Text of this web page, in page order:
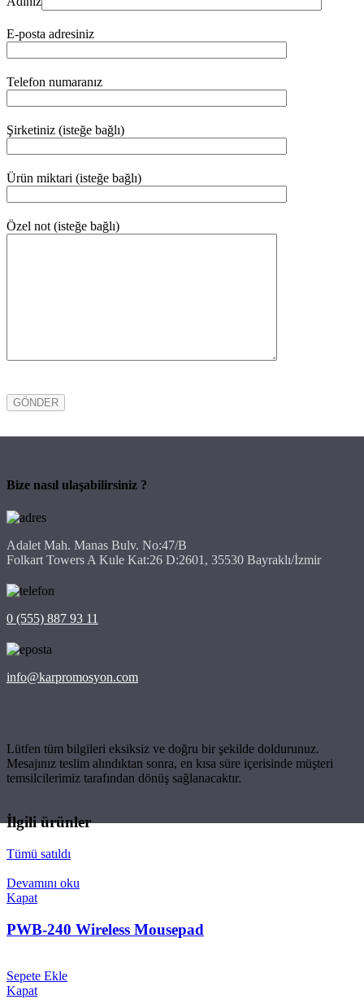
E-posta adresiniz
Telefon numaranız
Şirketiniz (isteğe bağlı)
Ürün miktari (isteğe bağlı)
Özel not (isteğe bağlı)
Bize nasıl ulaşabilirsiniz ?
Adalet Mah. Manas Bulv. No:47/B
Folkart Towers A Kule Kat:26 D:2601, 35530 Bayraklı/İzmir
0 (555) 887 93 11
info@karpromosyon.com
Lütfen tüm bilgileri eksiksiz ve doğru bir şekilde doldurunuz.
Mesajınız teslim alındıktan sonra, en kısa süre içerisinde müşteri
temsilcilerimiz tarafından dönüş sağlanacaktır.
İlgili ürünler
Tümü satıldı
Devamını oku
Kapat
PWB-240 Wireless Mousepad
Sepete Ekle
Kapat